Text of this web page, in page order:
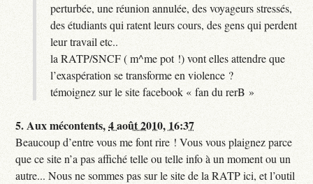
perturbée, une réunion annulée, des voyageurs stressés,
des étudiants qui ratent leurs cours, des gens qui perdent
leur travail etc..
la RATP/SNCF ( m^me pot !) vont elles attendre que
l’exaspération se transforme en violence ?
témoignez sur le site facebook « fan du rerB »
5.Aux mécontents,4 août 2010, 16:37
Beaucoup d’entre vous me font rire ! Vous vous plaignez parce
que ce site n’a pas affiché telle ou telle info à un moment ou un
autre... Nous ne sommes pas sur le site de la RATP ici, et l’outil